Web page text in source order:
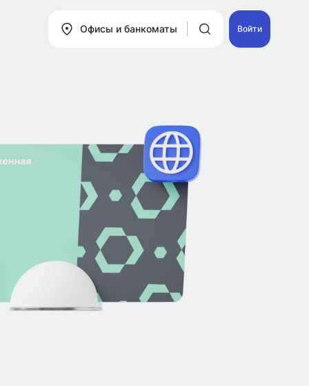
Офисы и банкоматы Войти